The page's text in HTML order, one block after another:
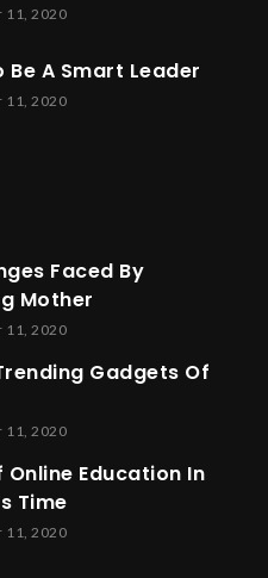
11, 2020
Be A Smart Leader
11, 2020
Faced By
Mother
11, 2020
Gadgets Of
11, 2020
Online Education In
Time
11, 2020